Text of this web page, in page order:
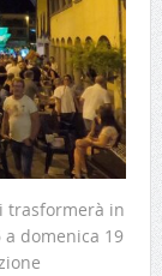
trasformerà in
a domenica 19